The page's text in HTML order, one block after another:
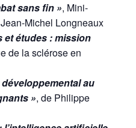
sans fin », Mini-
Michel Longneaux
et études : mission
de la sclérose en
au
», de Philippe